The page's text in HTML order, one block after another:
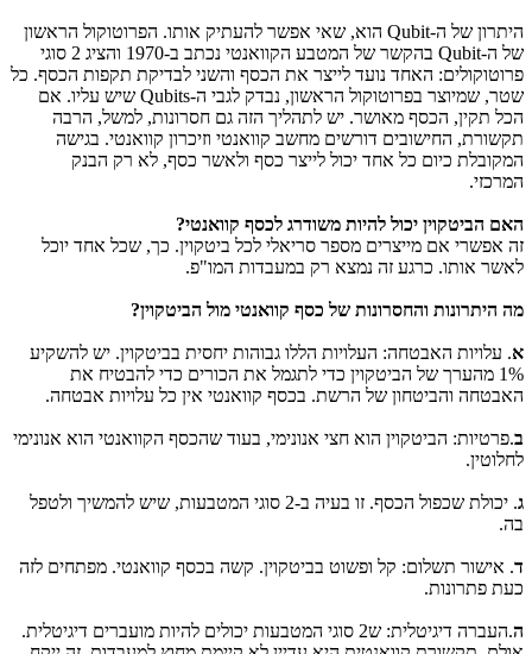
היתרון של ה-Qubit הוא, שאי אפשר להעתיק אותו. הפרוטוקול הראשון
של ה-Qubit בהקשר של המטבע הקוואנטי נכתב ב-1970 והציג 2 סוגי
פרוטוקולים: האחד נועד לייצר את הכסף והשני לבדיקת תקפות הכסף. כל
שטר, שמיוצר בפרוטוקול הראשון, נבדק לגבי ה-Qubits שיש עליו. אם
הכל תקין, הכסף מאושר. יש לתהליך הזה גם חסרונות, למשל, הרבה
תקשורת, החישובים דורשים מחשב קוואנטי וזיכרון קוואנטי. בגישה
המקובלת כיום כל אחד יכול לייצר כסף ולאשר כסף, לא רק הבנק
המרכזי.
האם הביטקוין יכול להיות משודרג לכסף קוואנטי?
זה אפשרי אם מייצרים מספר סריאלי לכל ביטקוין. כך, שכל אחד יוכל
לאשר אותו. כרגע זה נמצא רק במעבדות המו"פ.
מה היתרונות והחסרונות של כסף קוואנטי מול הביטקוין?
א. עלויות האבטחה: העלויות הללו גבוהות יחסית בביטקוין. יש להשקיע
1% מהערך של הביטקוין כדי לתגמל את הכורים כדי להבטיח את
האבטחה והביטחון של הרשת. בכסף קוואנטי אין כל עלויות אבטחה.
ב.פרטיות: הביטקוין הוא חצי אנונימי, בעוד שהכסף הקוואנטי הוא אנונימי
לחלוטין.
ג
. יכולת שכפול הכסף. זו בעיה ב-2 סוגי המטבעות, שיש להמשיך ולטפל
בה.
ד. אישור תשלום: קל ופשוט בביטקוין. קשה בכסף קוואנטי. מפתחים לזה
כעת פתרונות.
ה
.העברה דיגיטלית: ש2 סוגי המטבעות יכולים להיות מועברים דיגיטלית.